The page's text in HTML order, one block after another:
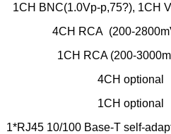
1CH BNC(1.0Vp-p,75?), 1CH
4CH RCA (200-
1CH RCA (200-
4CH optional
1CH optional
1*RJ45 10/100 Base-T self-